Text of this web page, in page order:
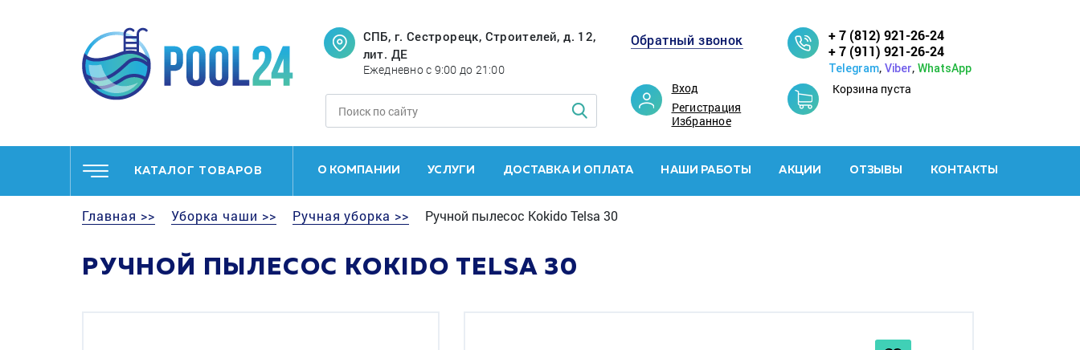
СПБ, г. Сестрорецк, Строителей, д. 12,
лит. ДЕ
Ежедневно с 9:00 до 21:00
Обратный звонок
Вход
Регистрация
Избранное
+ 7 (812) 921-26-24
+ 7 (911) 921-26-24
Telegram, Viber, WhatsApp
Корзина пуста
КАТАЛОГ ТОВАРОВ О КОМПАНИИ УСЛУГИ ДОСТАВКА И ОПЛАТА НАШИ РАБОТЫ АКЦИИ ОТЗЫВЫ КОНТАКТЫ
Главная >> Уборка чаши >> Ручная уборка >> Ручной пылесос Kokido Telsa 30
РУЧНОЙ ПЫЛЕСОС KOKIDO TELSA 30